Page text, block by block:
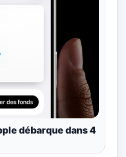
débarque dans 4